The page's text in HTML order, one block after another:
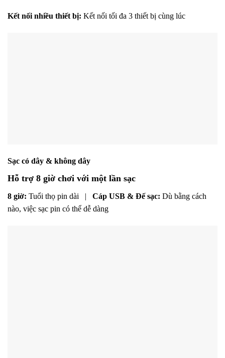
Kết nối nhiều thiết bị: Kết nối tối đa 3 thiết bị cùng lúc
Sạc có dây & không dây
Hỗ trợ 8 giờ chơi với một lần sạc
8 giờ: Tuổi thọ pin dài | Cáp USB & Đế sạc: Dù bằng cách
nào, việc sạc pin có thể dễ dàng